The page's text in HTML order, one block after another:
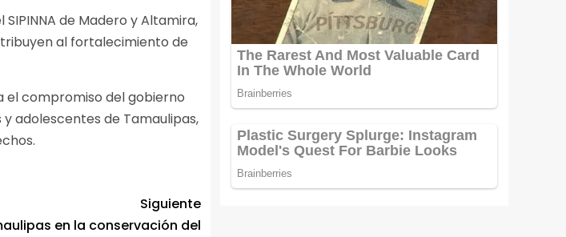
de Madero y Altamira,
al fortalecimiento de
el compromiso del gobierno
adolescentes de Tamaulipas,
Siguiente
en la conservación del